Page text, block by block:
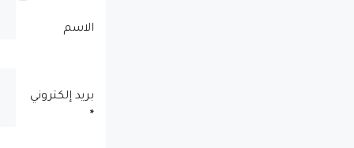
الاسم
بريد إلكتروني
*